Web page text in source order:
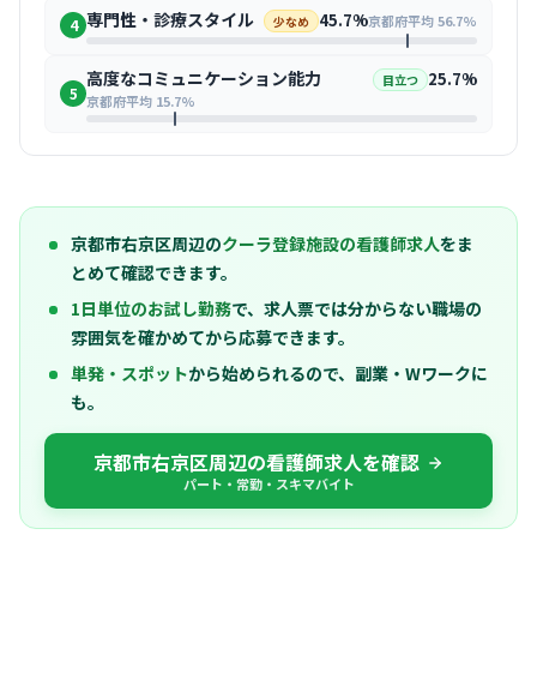
4 専門性・診療スタイル 少なめ 45.7%京都府平均 56.7%
5
高度なコミュニケーション能力 目立つ 25.7%
京都府平均 15.7%
京都市右京区周辺のクーラ登録施設の看護師求人をま
とめて確認できます。
1日単位のお試し勤務で、求人票では分からない職場の
雰囲気を確かめてから応募できます。
単発・スポットから始められるので、副業・Wワークに
も。
京都市右京区周辺の看護師求人を確認
パート・常勤・スキマバイト